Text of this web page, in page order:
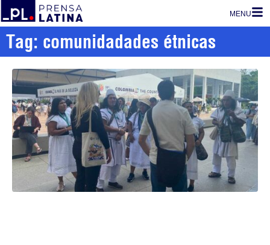
MENU
Tag: comunidadades étnicas